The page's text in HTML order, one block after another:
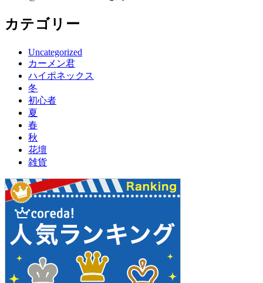
カテゴリー
Uncategorized
カーメン君
ハイポネックス
冬
初心者
夏
春
秋
花壇
雑貨